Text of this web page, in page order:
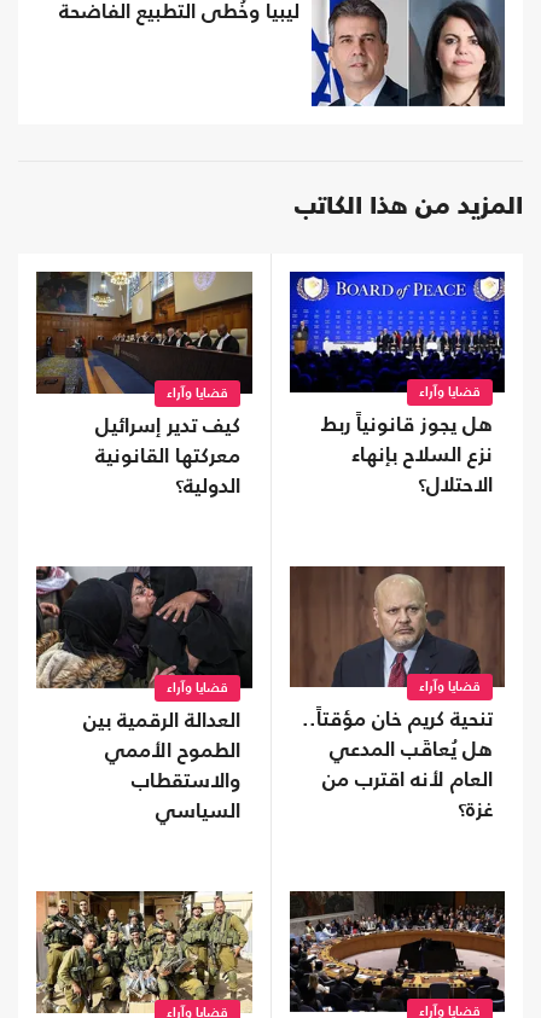
ليبيا وخُطى التطبيع الفاضحة
المزيد من هذا الكاتب
قضايا وآراء
هل يجوز قانونياً ربط
نزع السلاح بإنهاء
الاحتلال؟
قضايا وآراء
كيف تدير إسرائيل
معركتها القانونية
الدولية؟
قضايا وآراء
تنحية كريم خان مؤقتاً..
هل يُعاقَب المدعي
العام لأنه اقترب من
غزة؟
قضايا وآراء
العدالة الرقمية بين
الطموح الأممي
والاستقطاب
السياسي
قضايا وآراء قضايا وآراء